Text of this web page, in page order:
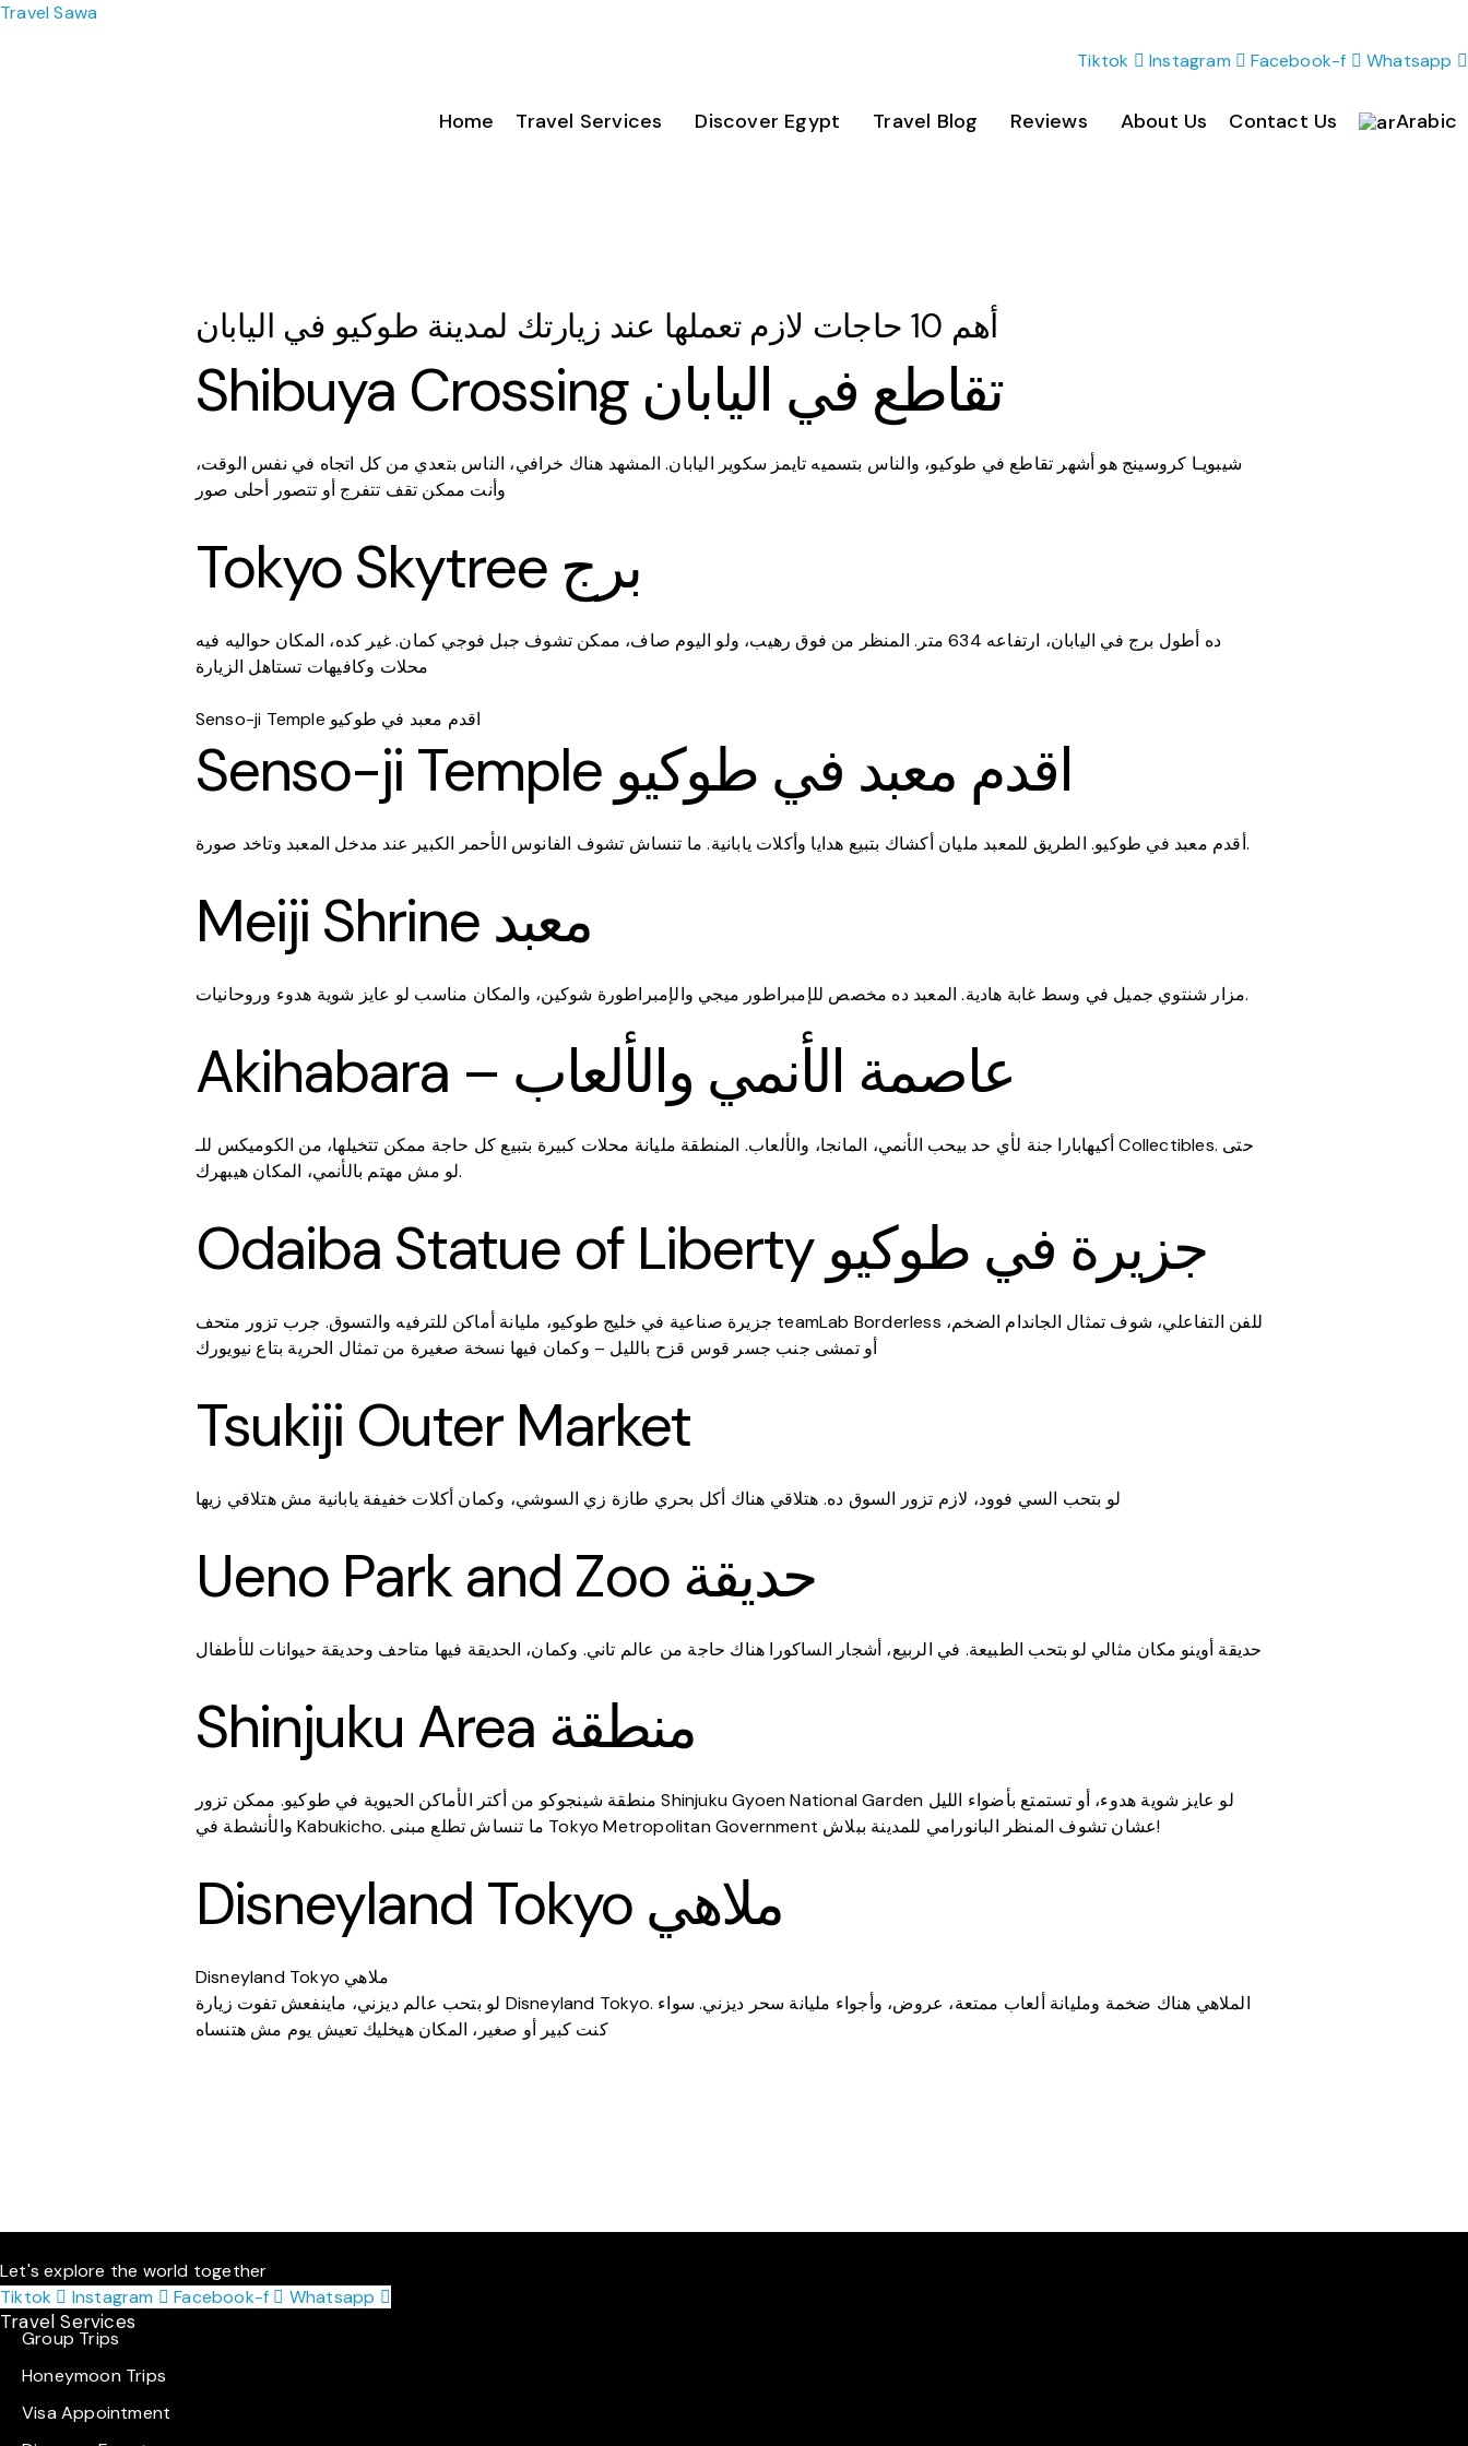
Skip
Travel Sawa
Tiktok Instagram Facebook-f Whatsapp
Home Travel Services Discover Egypt Travel Blog Reviews About Us Contact Us Arabic
أهم 10 حاجات لازم تعملها عند زيارتك لمدينة طوكيو في اليابان
Shibuya Crossing تقاطع في اليابان
شيبويـا كروسينج هو أشهر تقاطع في طوكيو، والناس بتسميه تايمز سكوير اليابان. المشهد هناك خرافي، الناس بتعدي من كل اتجاه في نفس الوقت،
وأنت ممكن تقف تتفرج أو تتصور أحلى صور
Tokyo Skytree برج
ده أطول برج في اليابان، ارتفاعه 634 متر. المنظر من فوق رهيب، ولو اليوم صاف، ممكن تشوف جبل فوجي كمان. غير كده، المكان حواليه فيه
محلات وكافيهات تستاهل الزيارة
Senso-ji Temple اقدم معبد في طوكيو
Senso-ji Temple اقدم معبد في طوكيو
أقدم معبد في طوكيو. الطريق للمعبد مليان أكشاك بتبيع هدايا وأكلات يابانية. ما تنساش تشوف الفانوس الأحمر الكبير عند مدخل المعبد وتاخد صورة.
Meiji Shrine معبد
مزار شنتوي جميل في وسط غابة هادية. المعبد ده مخصص للإمبراطور ميجي والإمبراطورة شوكين، والمكان مناسب لو عايز شوية هدوء وروحانيات.
Akihabara – عاصمة الأنمي والألعاب
أكيهابارا جنة لأي حد بيحب الأنمي، المانجا، والألعاب. المنطقة مليانة محلات كبيرة بتبيع كل حاجة ممكن تتخيلها، من الكوميكس للـ Collectibles. حتى
لو مش مهتم بالأنمي، المكان هيبهرك.
Odaiba Statue of Liberty جزيرة في طوكيو
جزيرة صناعية في خليج طوكيو، مليانة أماكن للترفيه والتسوق. جرب تزور متحف teamLab Borderless للفن التفاعلي، شوف تمثال الجاندام الضخم،
أو تمشى جنب جسر قوس قزح بالليل – وكمان فيها نسخة صغيرة من تمثال الحرية بتاع نيويورك
Tsukiji Outer Market
لو بتحب السي فوود، لازم تزور السوق ده. هتلاقي هناك أكل بحري طازة زي السوشي، وكمان أكلات خفيفة يابانية مش هتلاقي زيها
Ueno Park and Zoo حديقة
حديقة أوينو مكان مثالي لو بتحب الطبيعة. في الربيع، أشجار الساكورا هناك حاجة من عالم تاني. وكمان، الحديقة فيها متاحف وحديقة حيوانات للأطفال
Shinjuku Area منطقة
منطقة شينجوكو من أكتر الأماكن الحيوية في طوكيو. ممكن تزور Shinjuku Gyoen National Garden لو عايز شوية هدوء، أو تستمتع بأضواء الليل
والأنشطة في Kabukicho. ما تنساش تطلع مبنى Tokyo Metropolitan Government عشان تشوف المنظر البانورامي للمدينة ببلاش!
Disneyland Tokyo ملاهي
Disneyland Tokyo ملاهي
لو بتحب عالم ديزني، ماينفعش تفوت زيارة Disneyland Tokyo. الملاهي هناك ضخمة ومليانة ألعاب ممتعة، عروض، وأجواء مليانة سحر ديزني. سواء
كنت كبير أو صغير، المكان هيخليك تعيش يوم مش هتنساه
Let's explore the world together
Tiktok
Instagram Facebook-f Whatsapp
Travel Services
Group Trips
Honeymoon Trips
Visa Appointment